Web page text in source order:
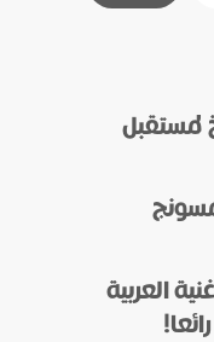
لمستقبل
العربية